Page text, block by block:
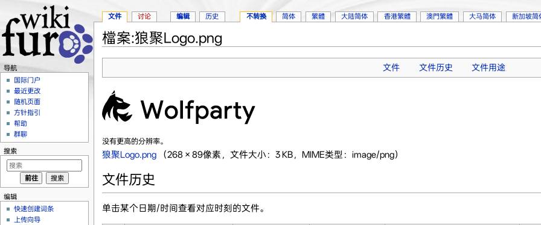
檔案:狼聚Logo.png
文件 文件历史 文件用途
没有更高的分辨率。
狼聚Logo.png‎ （268 × 89像素，文件大小：3 KB，MIME类型：image/png）
文件历史
单击某个日期/时间查看对应时刻的文件。
文件 讨论 编辑 历史 不转换 简体 繁體 大陆简体 香港繁體 澳門繁體 大马简体 新加坡简
导航
国际门户
最近更改
随机页面
方针指引
帮助
群聊
搜索
编辑
快速创建词条
上传向导